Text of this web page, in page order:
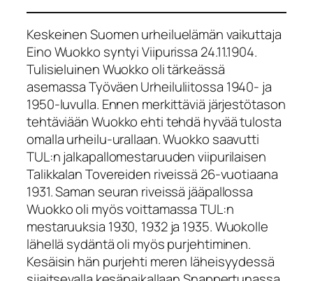
Keskeinen Suomen urheiluelämän vaikuttaja
Eino Wuokko syntyi Viipurissa 24.11.1904.
Tulisieluinen Wuokko oli tärkeässä
asemassa Työväen Urheiluliitossa 1940- ja
1950-luvulla. Ennen merkittäviä järjestötason
tehtäviään Wuokko ehti tehdä hyvää tulosta
omalla urheilu-urallaan. Wuokko saavutti
TUL:n jalkapallomestaruuden viipurilaisen
Talikkalan Tovereiden riveissä 26-vuotiaana
1931. Saman seuran riveissä jääpallossa
Wuokko oli myös voittamassa TUL:n
mestaruuksia 1930, 1932 ja 1935. Wuokolle
lähellä sydäntä oli myös purjehtiminen.
Kesäisin hän purjehti meren läheisyydessä